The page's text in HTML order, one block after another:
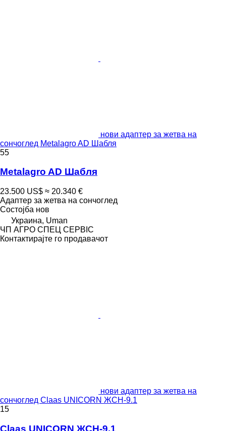
нови адаптер за жетва на
сончоглед Metalagro AD Шабля
55
Metalagro AD Шабля
23.500 US$ ≈ 20.340 €
Адаптер за жетва на сончоглед
Состојба нов
Украина, Uman
ЧП АГРО СПЕЦ СЕРВІС
Контактирајте го продавачот
нови адаптер за жетва на
сончоглед Claas UNICORN ЖСН-9.1
15
Claas UNICORN ЖСН-9.1